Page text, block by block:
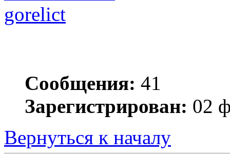
gorelict
Сообщения: 41
Зарегистрирован: 02
Вернуться к началу